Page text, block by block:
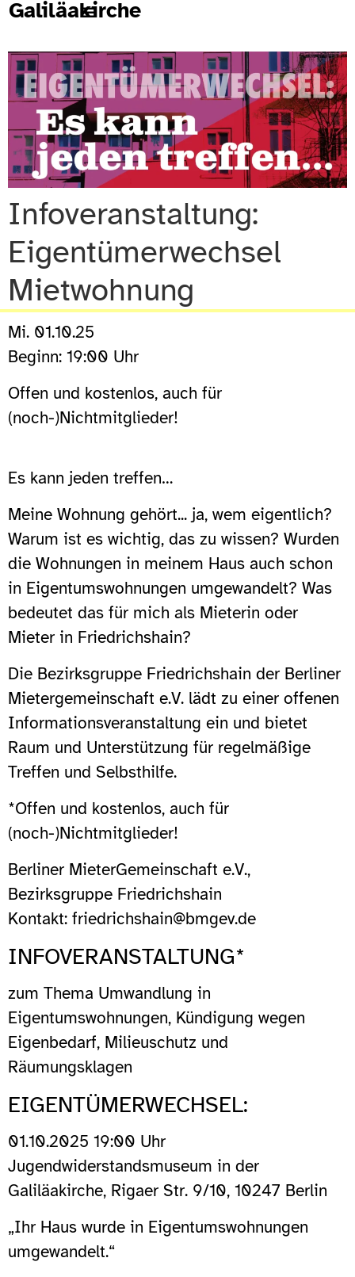
Galiläakirche
Infoveranstaltung:
Eigentümerwechsel
Mietwohnung
Mi. 01.10.25
Beginn: 19:00 Uhr
Offen und kostenlos, auch für
(noch-)Nichtmitglieder!
Es kann jeden treffen…
Meine Wohnung gehört... ja, wem eigentlich?
Warum ist es wichtig, das zu wissen? Wurden
die Wohnungen in meinem Haus auch schon
in Eigentumswohnungen umgewandelt? Was
bedeutet das für mich als Mieterin oder
Mieter in Friedrichshain?
Die Bezirksgruppe Friedrichshain der Berliner
Mietergemeinschaft e.V. lädt zu einer offenen
Informationsveranstaltung ein und bietet
Raum und Unterstützung für regelmäßige
Treffen und Selbsthilfe.
*Offen und kostenlos, auch für
(noch-)Nichtmitglieder!
Berliner MieterGemeinschaft e.V.,
Bezirksgruppe Friedrichshain
Kontakt: friedrichshain@bmgev.de
INFOVERANSTALTUNG*
zum Thema Umwandlung in
Eigentumswohnungen, Kündigung wegen
Eigenbedarf, Milieuschutz und
Räumungsklagen
EIGENTÜMERWECHSEL:
01.10.2025 19:00 Uhr
Jugendwiderstandsmuseum in der
Galiläakirche, Rigaer Str. 9/10, 10247 Berlin
„Ihr Haus wurde in Eigentumswohnungen
umgewandelt.“